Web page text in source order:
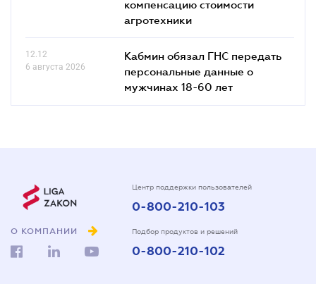
компенсацию стоимости
агротехники
12.12
6 августа 2026
Кабмин обязал ГНС передать
персональные данные о
мужчинах 18-60 лет
О КОМПАНИИ
Центр поддержки пользователей
0-800-210-103
Подбор продуктов и решений
0-800-210-102